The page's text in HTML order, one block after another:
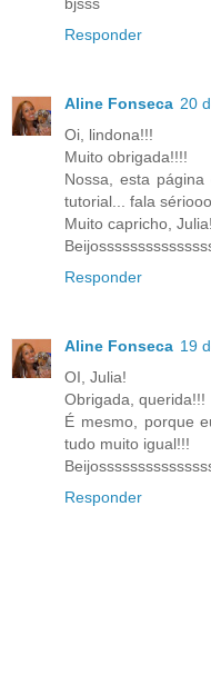
Responder
Aline Fonseca 20
Oi, lindona!!!
Muito obrigada!!!!
Nossa, esta
tutorial... fala
Muito capricho, Julia!
Responder
Aline Fonseca 19
OI, Julia!
Obrigada, querida!!!
É mesmo, porque
tudo muito igual!!!
Responder